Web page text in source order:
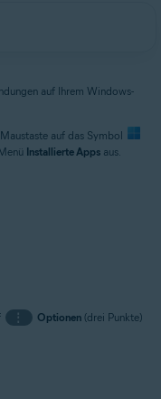
auf Ihrem Windows-
auf das Symbol
Installierte Apps aus.
⋮ Optionen(drei Punkte)